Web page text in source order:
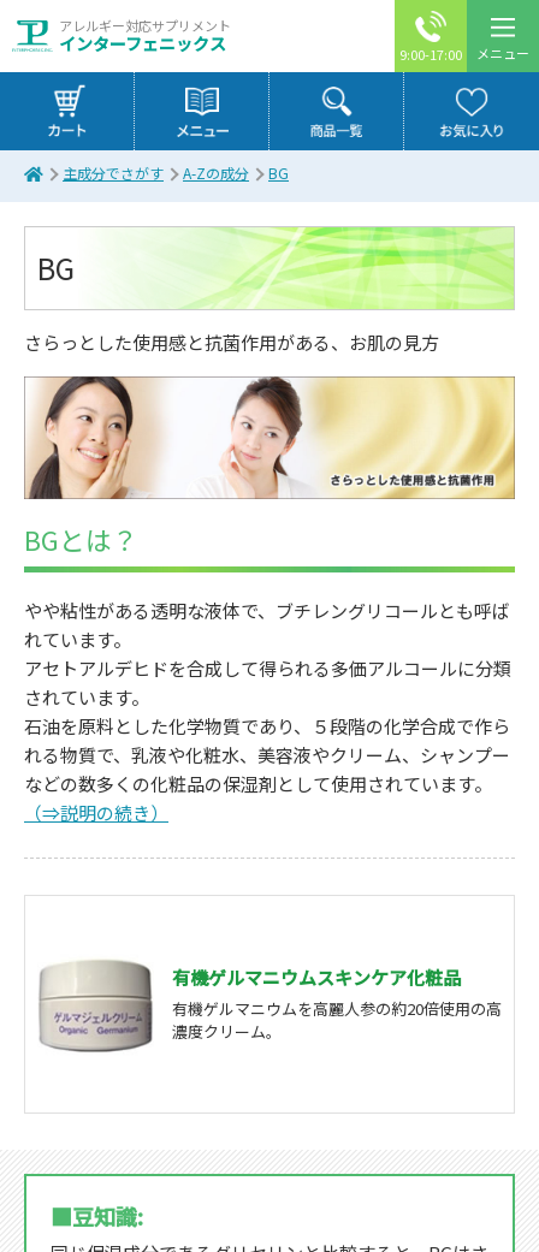
アレルギー対応サプリメント
インターフェニックス 9:00-17:00 メニュー
主成分でさがす A-Zの成分 BG
BG
さらっとした使用感と抗菌作用がある、お肌の見方
BGとは？
やや粘性がある透明な液体で、ブチレングリコールとも呼ば
れています。
アセトアルデヒドを合成して得られる多価アルコールに分類
されています。
石油を原料とした化学物質であり、５段階の化学合成で作ら
れる物質で、乳液や化粧水、美容液やクリーム、シャンプー
などの数多くの化粧品の保湿剤として使用されています。
（⇒説明の続き）
有機ゲルマニウムスキンケア化粧品
有機ゲルマニウムを高麗人参の約20倍使用の高
濃度クリーム。
■豆知識: